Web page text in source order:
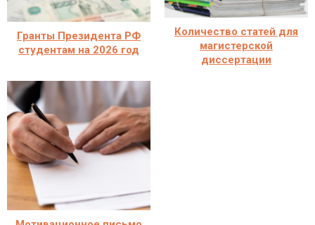
Гранты Президента РФ
студентам на 2026 год
Количество статей для
магистерской
диссертации